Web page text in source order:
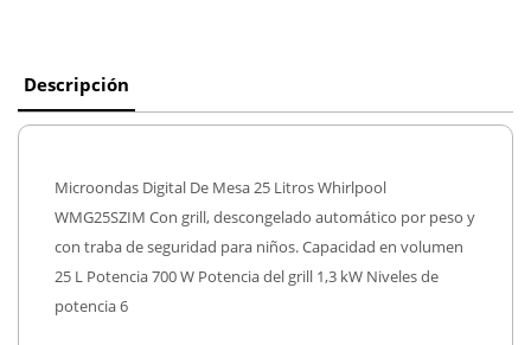
Descripción
Microondas Digital De Mesa 25 Litros Whirlpool
WMG25SZIM Con grill, descongelado automático por peso y
con traba de seguridad para niños. Capacidad en volumen
25 L Potencia 700 W Potencia del grill 1,3 kW Niveles de
potencia 6